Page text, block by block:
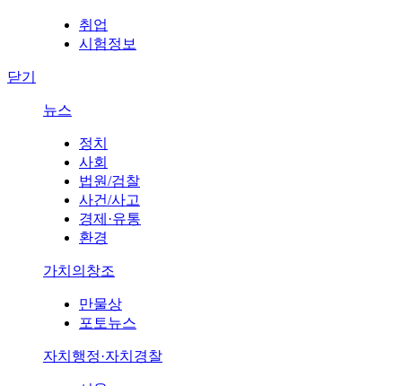
취업
시험정보
닫기
뉴스
정치
사회
법원/검찰
사건/사고
경제·유통
환경
가치의창조
만물상
포토뉴스
자치행정·자치경찰